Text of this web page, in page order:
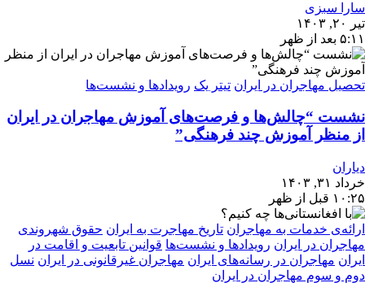
سارا سبزی
تیر ۲۰, ۱۴۰۳
۵:۱۱ بعد از ظهر
تحصیل مهاجران در ایران تیتر یک رویدادها و نشست‌ها
نشست “چالش‌ها و فرصت‌های آموزش مهاجران در ایران
از منظر آموزش چند فرهنگی”
دیاران
خرداد ۳۱, ۱۴۰۳
۱۰:۲۵ قبل از ظهر
ارائه‌ی خدمات به مهاجران تاریخ مهاجرت به ایران حقوق شهروندی
مهاجران در ایران رویدادها و نشست‌ها قوانین تابعیت و اقامت در
ایران مهاجران در رسانه‌های ایران مهاجران غیرقانونی در ایران نسل
دوم و سوم مهاجران در ایران